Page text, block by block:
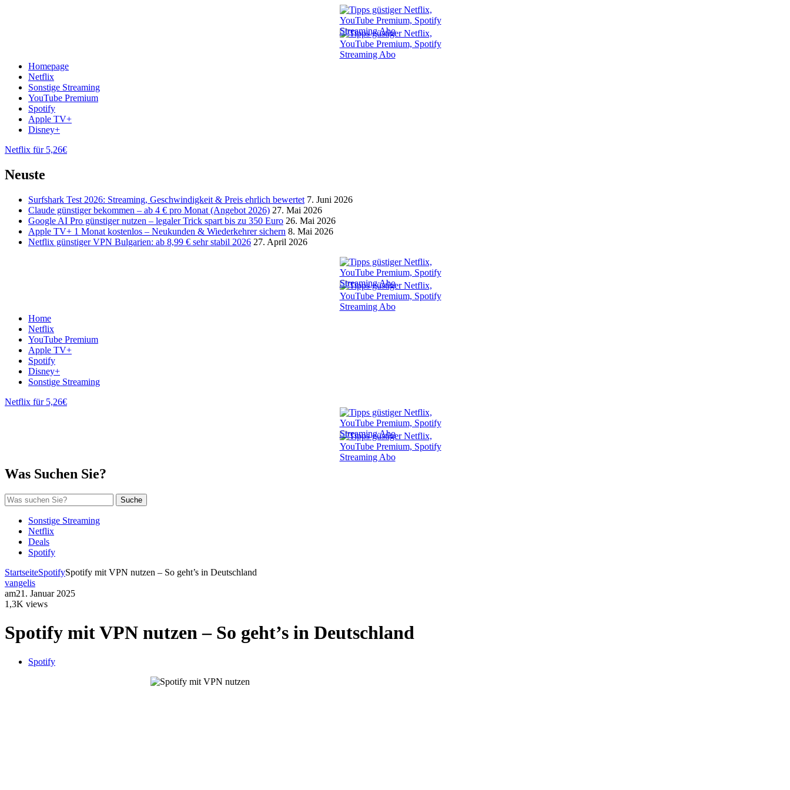
Homepage
Netflix
Sonstige Streaming
YouTube Premium
Spotify
Apple TV+
Disney+
Netflix für 5,26€
Neuste
Surfshark Test 2026: Streaming, Geschwindigkeit & Preis ehrlich bewertet 7. Juni 2026
Claude günstiger bekommen – ab 4 € pro Monat (Angebot 2026) 27. Mai 2026
Google AI Pro günstiger nutzen – legaler Trick spart bis zu 350 Euro 26. Mai 2026
Apple TV+ 1 Monat kostenlos – Neukunden & Wiederkehrer sichern 8. Mai 2026
Netflix günstiger VPN Bulgarien: ab 8,99 € sehr stabil 2026 27. April 2026
Home
Netflix
YouTube Premium
Apple TV+
Spotify
Disney+
Sonstige Streaming
Netflix für 5,26€
Was Suchen Sie?
Suche
Sonstige Streaming
Netflix
Deals
Spotify
StartseiteSpotifySpotify mit VPN nutzen – So geht’s in Deutschland
vangelis
am21. Januar 2025
1,3K views
Spotify mit VPN nutzen – So geht’s in Deutschland
Spotify